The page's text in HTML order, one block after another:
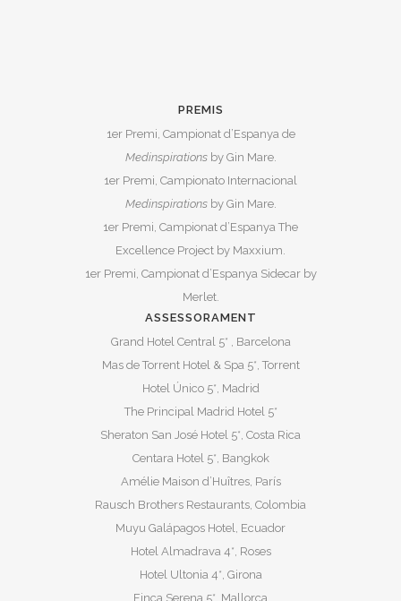
PREMIS
1er Premi, Campionat d’Espanya de
Medinspirationsby Gin Mare.
1er Premi, Campionato Internacional
Medinspirationsby Gin Mare.
1er Premi, Campionat d’Espanya The
Excellence Project by Maxxium.
1er Premi, Campionat d’Espanya Sidecar by
Merlet.
ASSESSORAMENT
Grand Hotel Central 5* , Barcelona
Mas de Torrent Hotel & Spa 5*, Torrent
Hotel Único 5*, Madrid
The Principal Madrid Hotel 5*
Sheraton San José Hotel 5*, Costa Rica
Centara Hotel 5*, Bangkok
Amélie Maison d’Huîtres, París
Rausch Brothers Restaurants, Colombia
Muyu Galápagos Hotel, Ecuador
Hotel Almadrava 4*, Roses
Hotel Ultonia 4*, Girona
Finca Serena 5*, Mallorca